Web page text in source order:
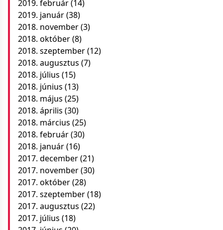
2019. február(14)
2019. január(38)
2018. november(3)
2018. október(8)
2018. szeptember(12)
2018. augusztus (7)
2018. július (15)
2018. június (13)
2018. május (25)
2018. április (30)
2018. március (25)
2018. február(30)
2018. január(16)
2017. december(21)
2017. november(30)
2017. október(28)
2017. szeptember(18)
2017. augusztus (22)
2017. július (18)